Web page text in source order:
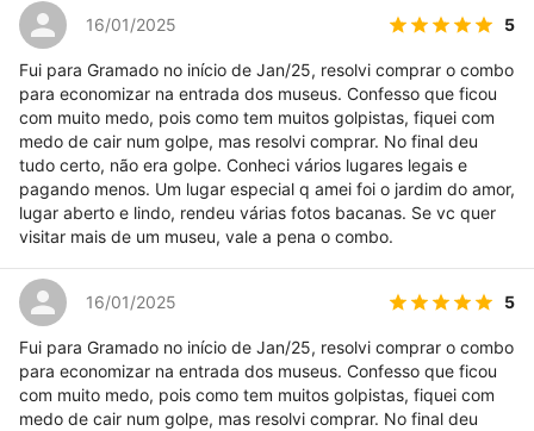
16/01/2025 5
Fui para Gramado no início de Jan/25, resolvi comprar o combo
para economizar na entrada dos museus. Confesso que ficou
com muito medo, pois como tem muitos golpistas, fiquei com
medo de cair num golpe, mas resolvi comprar. No final deu
tudo certo, não era golpe. Conheci vários lugares legais e
pagando menos. Um lugar especial q amei foi o jardim do amor,
lugar aberto e lindo, rendeu várias fotos bacanas. Se vc quer
visitar mais de um museu, vale a pena o combo.
16/01/2025 5
Fui para Gramado no início de Jan/25, resolvi comprar o combo
para economizar na entrada dos museus. Confesso que ficou
com muito medo, pois como tem muitos golpistas, fiquei com
medo de cair num golpe, mas resolvi comprar. No final deu